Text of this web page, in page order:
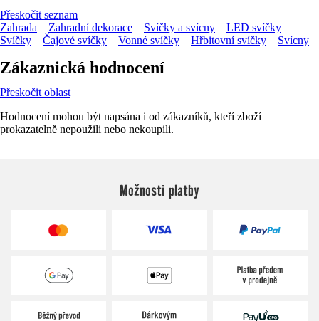
Přeskočit seznam
Zahrada
Zahradní dekorace Svíčky a svícny
LED svíčky
Svíčky
Čajové svíčky Vonné svíčky Hřbitovní svíčky Svícny
Zákaznická hodnocení
Přeskočit oblast
Hodnocení mohou být napsána i od zákazníků, kteří zboží
prokazatelně nepoužili nebo nekoupili.
Možnosti platby